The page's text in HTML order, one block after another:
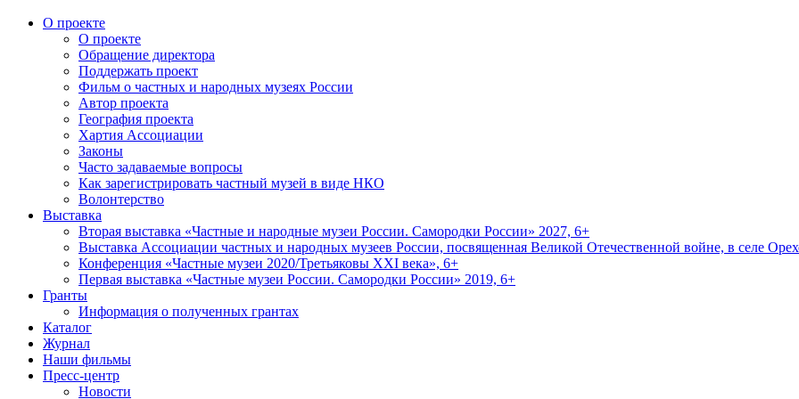
О проекте
О проекте
Обращение директора
Поддержать проект
Фильм о частных и народных музеях России
Автор проекта
География проекта
Хартия Ассоциации
Законы
Часто задаваемые вопросы
Как зарегистрировать частный музей в виде НКО
Волонтерство
Выставка
Вторая выставка «Частные и народные музеи России. Самородки России» 2027, 6+
Выставка Ассоциации частных и народных музеев России, посвященная Великой Отечественной войне, в селе
Конференция «Частные музеи 2020/Третьяковы XXI века», 6+
Первая выставка «Частные музеи России. Самородки России» 2019, 6+
Гранты
Информация о полученных грантах
Каталог
Журнал
Наши фильмы
Пресс-центр
Новости